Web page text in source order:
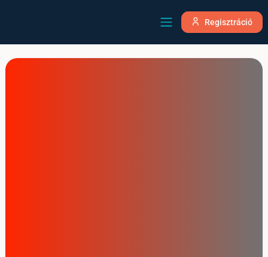
Regisztráció